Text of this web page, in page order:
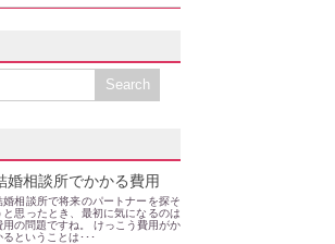
婚相談所でかかる費用
婚相談所で将来のパートナーを探そ
と思ったとき、最初に気になるのは
用の問題ですね。 けっこう費用がか
るということは･･･